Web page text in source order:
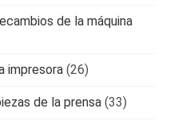
de la máquina
impresora (26)
de la prensa (33)